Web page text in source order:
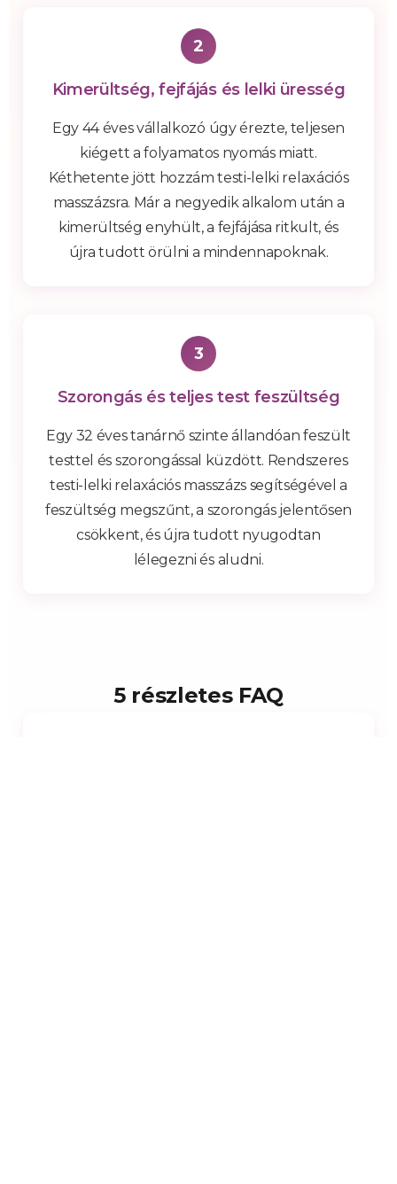
2
Kimerültség, fejfájás és lelki üresség
Egy 44 éves vállalkozó úgy érezte, teljesen
kiégett a folyamatos nyomás miatt.
Kéthetente jött hozzám testi-lelki relaxációs
masszázsra. Már a negyedik alkalom után a
kimerültség enyhült, a fejfájása ritkult, és
újra tudott örülni a mindennapoknak.
3
Szorongás és teljes test feszültség
Egy 32 éves tanárnő szinte állandóan feszült
testtel és szorongással küzdött. Rendszeres
testi-lelki relaxációs masszázs segítségével a
feszültség megszűnt, a szorongás jelentősen
csökkent, és újra tudott nyugodtan
lélegezni és aludni.
5 részletes FAQ